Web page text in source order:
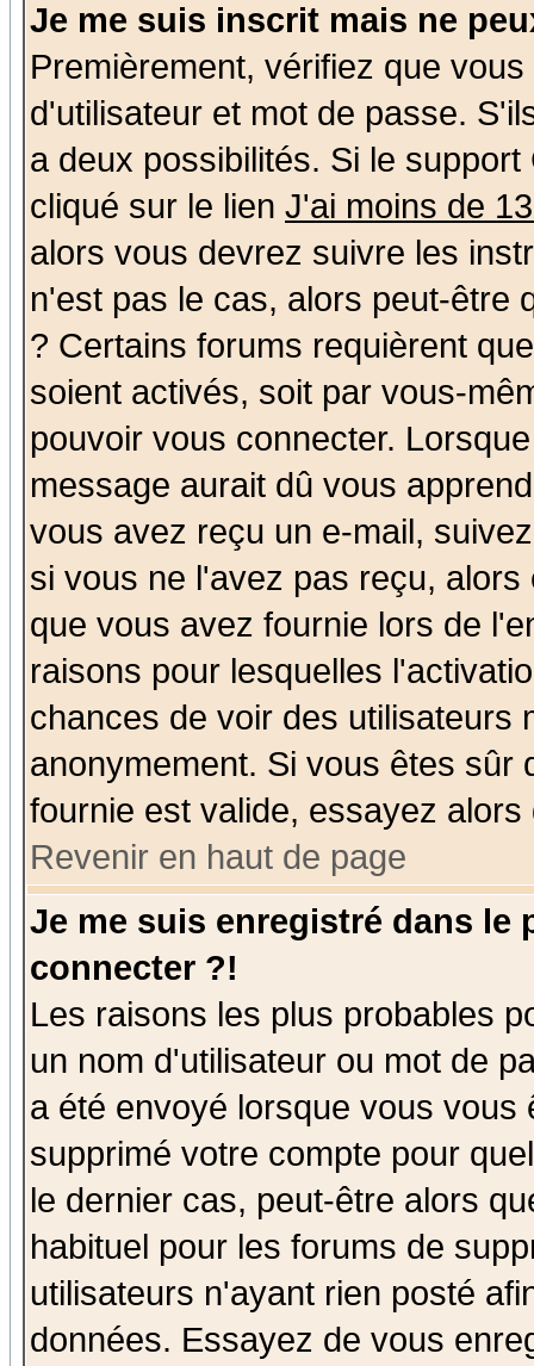
Je me suis inscrit mais ne
Premièrement, vérifiez que
d'utilisateur et mot de passe.
a deux possibilités. Si le
cliqué sur le lien J'ai moins de
alors vous devrez suivre les
n'est pas le cas, alors peut-être
? Certains forums requièrent
soient activés, soit par vous-
pouvoir vous connecter.
message aurait dû vous
vous avez reçu un e-mail,
si vous ne l'avez pas reçu,
que vous avez fournie lors de
raisons pour lesquelles
chances de voir des utilisateurs
anonymement. Si vous êtes sûr
fournie est valide, essayez
Revenir en haut de page
Je me suis enregistré dans le
connecter ?!
Les raisons les plus probables
un nom d'utilisateur ou mot de
a été envoyé lorsque vous
supprimé votre compte pour
le dernier cas, peut-être alors
habituel pour les forums de
utilisateurs n'ayant rien posté
données. Essayez de vous